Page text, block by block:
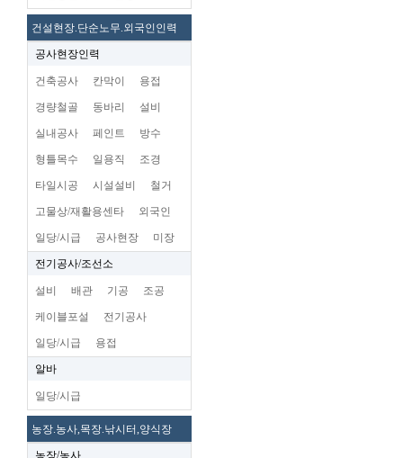
건설현장.단순노무.외국인인력
공사현장인력
건축공사 칸막이 용접
경량철골 동바리 설비
실내공사 페인트 방수
형틀목수 일용직 조경
타일시공 시설설비 철거
고물상/재활용센타 외국인
일당/시급 공사현장 미장
전기공사/조선소
설비 배관 기공 조공
케이블포설 전기공사
일당/시급 용접
알바
일당/시급
농장.농사,목장.낚시터,양식장
농장/농사